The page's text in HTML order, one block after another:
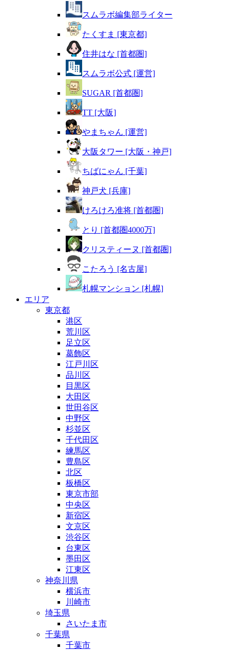
スムラボ編集部ライター
たくすま [東京都]
住井はな [首都圏]
スムラボ公式 [運営]
SUGAR [首都圏]
TT [大阪]
やまちゃん [運営]
大阪タワー [大阪・神戸]
ちばにゃん [千葉]
神戸犬 [兵庫]
けろけろ准将 [首都圏]
とり [首都圏4000万]
クリスティーヌ [首都圏]
こたろう [名古屋]
札幌マンション [札幌]
エリア
東京都
港区
荒川区
足立区
葛飾区
江戸川区
品川区
目黒区
大田区
世田谷区
中野区
杉並区
千代田区
練馬区
豊島区
北区
板橋区
東京市部
中央区
新宿区
文京区
渋谷区
台東区
墨田区
江東区
神奈川県
横浜市
川崎市
埼玉県
さいたま市
千葉県
千葉市